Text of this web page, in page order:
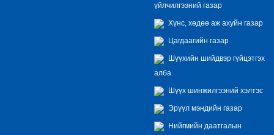
үйлчилгээний газар
Хүнс, хөдөө аж ахуйн газар
Цагдаагийн газар
Шүүхийн шийдвэр гүйцэтгэх
алба
Шүүх шинжилгээний хэлтэс
Эрүүл мэндийн газар
Нийгмийн даатгалын